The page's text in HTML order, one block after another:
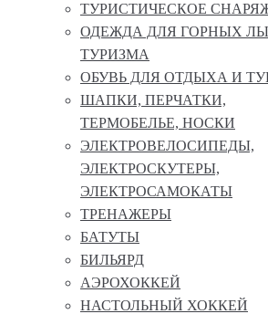
ТУРИСТИЧЕСКОЕ
ОДЕЖДА ДЛЯ ГОРНЫХ
ТУРИЗМА
ОБУВЬ ДЛЯ ОТДЫХА И
ШАПКИ, ПЕРЧАТКИ,
ТЕРМОБЕЛЬЕ, НОСКИ
ЭЛЕКТРОВЕЛОСИПЕДЫ,
ЭЛЕКТРОСКУТЕРЫ,
ЭЛЕКТРОСАМОКАТЫ
ТРЕНАЖЕРЫ
БАТУТЫ
БИЛЬЯРД
АЭРОХОККЕЙ
НАСТОЛЬНЫЙ ХОККЕЙ